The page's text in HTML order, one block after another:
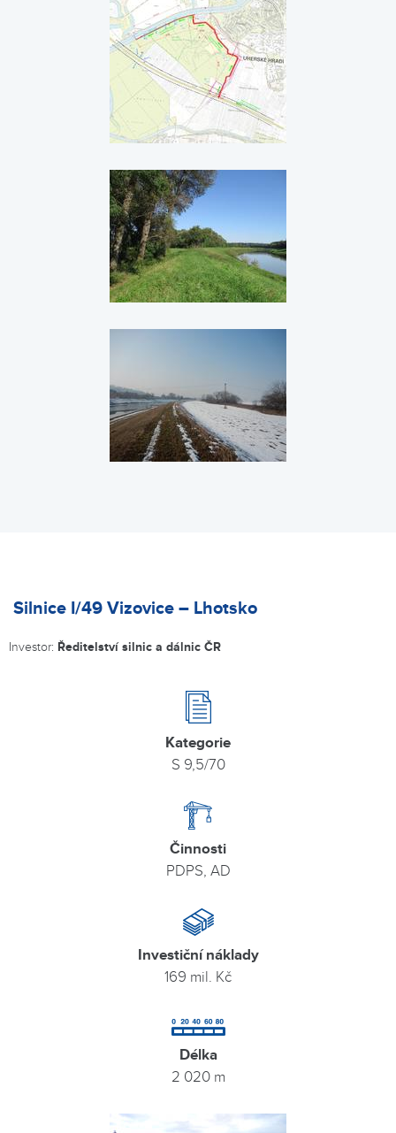
Silnice I/49 Vizovice – Lhotsko
Investor: Ředitelství silnic a dálnic ČR
Kategorie
S 9,5/70
Činnosti
PDPS, AD
Investiční náklady
169 mil. Kč
Délka
2 020 m